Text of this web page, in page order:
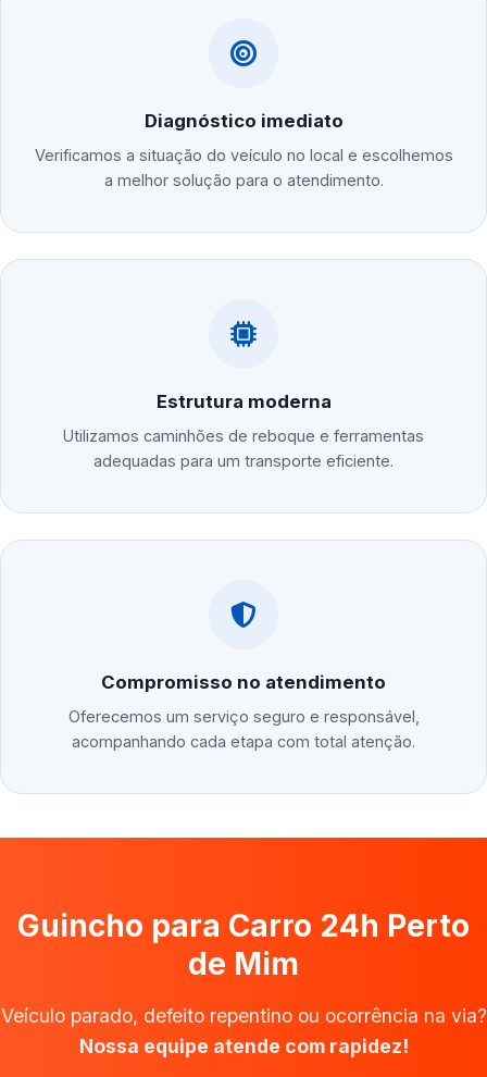
Diagnóstico imediato
Verificamos a situação do veículo no local e escolhemos
a melhor solução para o atendimento.
Estrutura moderna
Utilizamos caminhões de reboque e ferramentas
adequadas para um transporte eficiente.
Compromisso no atendimento
Oferecemos um serviço seguro e responsável,
acompanhando cada etapa com total atenção.
Guincho para Carro 24h Perto
de Mim
Veículo parado, defeito repentino ou ocorrência na via?
Nossa equipe atende com rapidez!